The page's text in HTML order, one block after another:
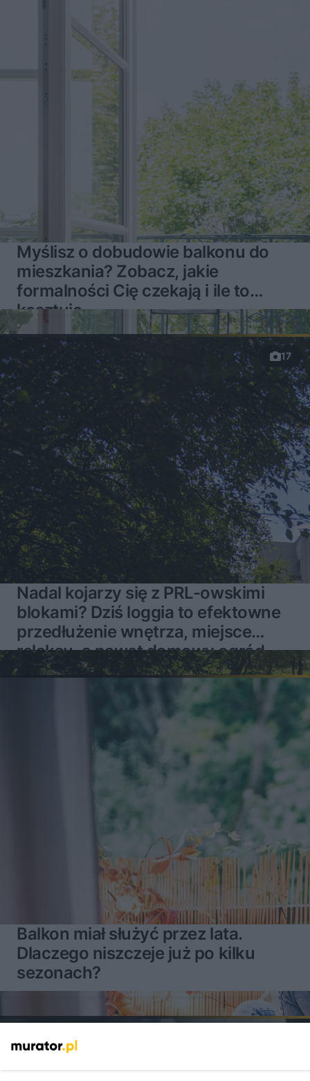
Myślisz o dobudowie balkonu do
mieszkania? Zobacz, jakie
formalności Cię czekają i ile to
kosztuje
17
Nadal kojarzy się z PRL-owskimi
blokami? Dziś loggia to efektowne
przedłużenie wnętrza, miejsce
relaksu, a nawet domowy ogród
Balkon miał służyć przez lata.
Dlaczego niszczeje już po kilku
sezonach?